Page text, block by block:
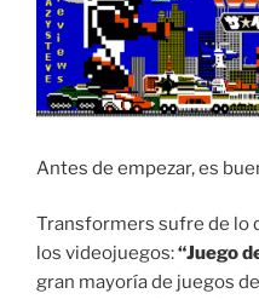
Antes de empezar, es
Transformers sufre de lo
los videojuegos:“Juego
gran mayoría de juegos